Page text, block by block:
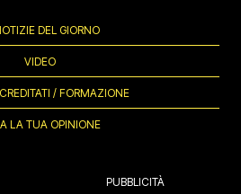
DEL GIORNO
VIDEO
/ FORMAZIONE
LA TUA OPINIONE
PUBBLICITÀ